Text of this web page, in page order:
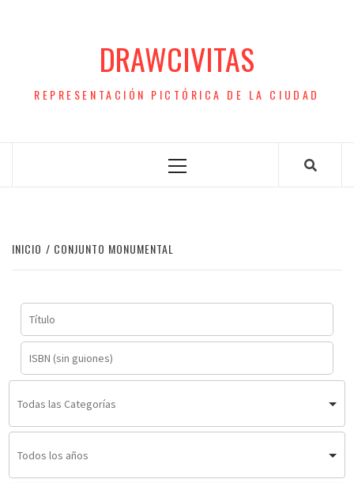
DRAWCIVITAS
REPRESENTACIÓN PICTÓRICA DE LA CIUDAD
Menú
INICIO CONJUNTO MONUMENTAL